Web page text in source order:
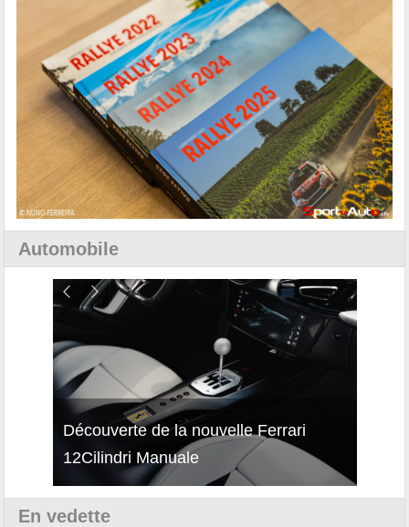
Automobile
Découverte de la nouvelle Ferrari
12Cilindri Manuale
En vedette